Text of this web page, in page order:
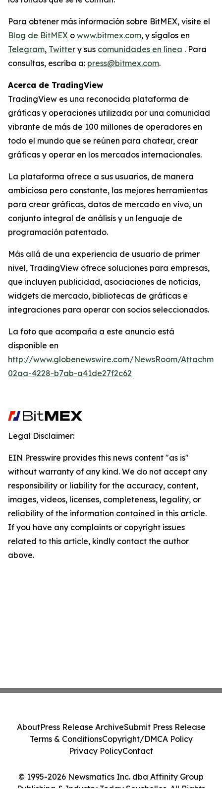
Para obtener más información sobre BitMEX, visite el
Blog de BitMEX o www.bitmex.com, y sígalos en
Telegram, Twitter y sus comunidades en línea . Para
consultas, escriba a: press@bitmex.com.
Acerca de TradingView
TradingView es una reconocida plataforma de
gráficas y operaciones utilizada por una comunidad
vibrante de más de 100 millones de operadores en
todo el mundo que se reúnen para chatear, crear
gráficas y operar en los mercados internacionales.
La plataforma ofrece a sus usuarios, de manera
ambiciosa pero constante, las mejores herramientas
para crear gráficas, datos de mercado en vivo, un
conjunto integral de análisis y un lenguaje de
programación patentado.
Más allá de una experiencia de usuario de primer
nivel, TradingView ofrece soluciones para empresas,
que incluyen publicidad, asociaciones de noticias,
widgets de mercado, bibliotecas de gráficas e
integraciones para operar con socios seleccionados.
La foto que acompaña a este anuncio está
disponible en
http://www.globenewswire.com/NewsRoom/
02aa-4228-b7ab-a41de27f2c62
Legal Disclaimer:
EIN Presswire provides this news content "as is"
without warranty of any kind. We do not accept any
responsibility or liability for the accuracy, content,
images, videos, licenses, completeness, legality, or
reliability of the information contained in this article.
If you have any complaints or copyright issues
related to this article, kindly contact the author
above.
© 1995-2026 Newsmatics Inc. dba Affinity Group
Publishing & Industry Today Seychelles. All Rights
AboutPress Release ArchiveSubmit Press Release
Terms & ConditionsCopyright/DMCA Policy
Privacy PolicyContact